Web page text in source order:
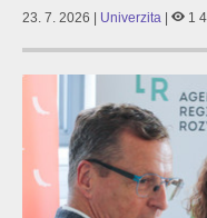
23. 7. 2026 | Univerzita 1